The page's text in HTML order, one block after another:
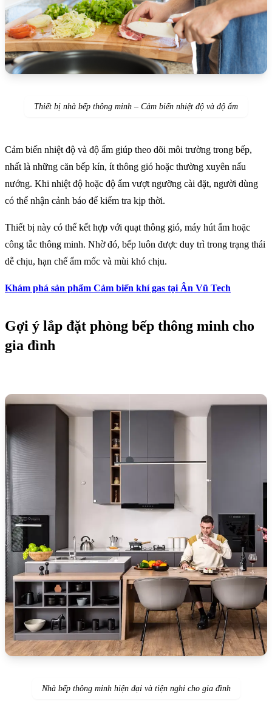
Thiết bị nhà bếp thông minh – Cảm biến nhiệt độ và độ ẩm
Cảm biến nhiệt độ và độ ẩm giúp theo dõi môi trường trong bếp,
nhất là những căn bếp kín, ít thông gió hoặc thường xuyên nấu
nướng. Khi nhiệt độ hoặc độ ẩm vượt ngưỡng cài đặt, người dùng
có thể nhận cảnh báo để kiểm tra kịp thời.
Thiết bị này có thể kết hợp với quạt thông gió, máy hút ẩm hoặc
công tắc thông minh. Nhờ đó, bếp luôn được duy trì trong trạng thái
dễ chịu, hạn chế ẩm mốc và mùi khó chịu.
Khám phá sản phẩm Cảm biến khí gas tại Ân Vũ Tech
Gợi ý lắp đặt phòng bếp thông minh cho
gia đình
Nhà bếp thông minh hiện đại và tiện nghi cho gia đình